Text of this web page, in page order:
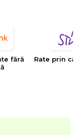
fără
Rate prin